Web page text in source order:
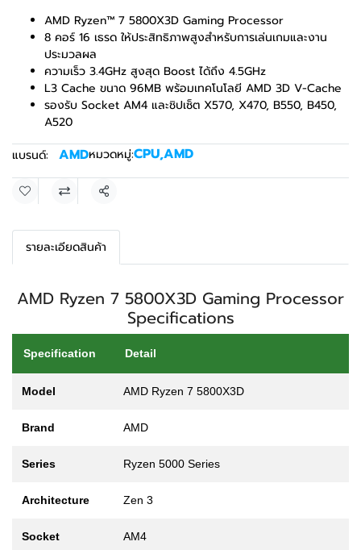
AMD Ryzen™ 7 5800X3D Gaming Processor
8 คอร์ 16 เธรด ให้ประสิทธิภาพสูงสำหรับการเล่นเกมและงาน
ประมวลผล
ความเร็ว 3.4GHz สูงสุด Boost ได้ถึง 4.5GHz
L3 Cache ขนาด 96MB พร้อมเทคโนโลยี AMD 3D V-Cache
รองรับ Socket AM4 และชิปเซ็ต X570, X470, B550, B450,
A520
แบรนด์:
AMDหมวดหมู่:CPU,AMD
แชร์
รายละเอียดสินค้า
AMD Ryzen 7 5800X3D Gaming Processor
Specifications
Specification Detail
Model AMD Ryzen 7 5800X3D
Brand AMD
Series Ryzen 5000 Series
Architecture Zen 3
Socket AM4